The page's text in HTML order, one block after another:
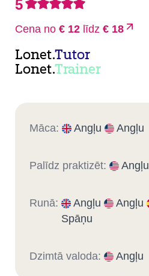
5
Cena no € 12 līdz € 18
Lonet.Tutor
Lonet.Trainer
Māca: Angļu Angļu
Palīdz praktizēt: Angļu
Runā: Angļu
Angļu
Spāņu
Dzimtā valoda: Angļu